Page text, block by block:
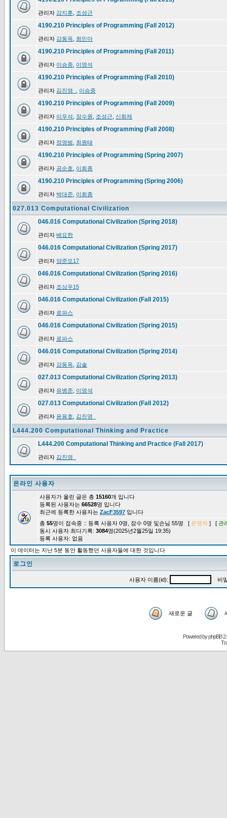
관리자 강지훈 조성근
4190.210 Principles of Programming (Fall 2012)
관리자 강동옥 최민아
4190.210 Principles of Programming (Fall 2011)
관리자 이승중 이영석
4190.210 Principles of Programming (Fall 2010)
관리자 김진영_ 이승중
4190.210 Principles of Programming (Fall 2009)
관리자 이우석 장수원 조성근 신희제
4190.210 Principles of Programming (Fall 2008)
관리자 정영범 최원태
4190.210 Principles of Programming (Spring 2007)
관리자 공순호 이희종
4190.210 Principles of Programming (Spring 2006)
관리자 박대준 이희종
027.013 Computational Civilization
046.016 Computational Civilization (Spring 2018)
관리자 배요한
046.016 Computational Civilization (Spring 2017)
관리자 양준모17
046.016 Computational Civilization (Spring 2016)
관리자 조상우15
046.016 Computational Civilization (Fall 2015)
관리자 로파스
046.016 Computational Civilization (Spring 2015)
관리자 로파스
046.016 Computational Civilization (Spring 2014)
관리자 강동옥 김솔
027.013 Computational Civilization (Spring 2013)
관리자 유병준 이영석
027.013 Computational Civilization (Fall 2012)
관리자 윤용호 김진영_
L444.200 Computational Thinking and Practice
L444.200 Computational Thinking and Practice (Fall 2017)
관리자 김진영_
온라인 사용자
사용자가 올린 글은 총 15160개 입니다
등록된 사용자는 66528명 입니다
최근에 등록한 사용자는 ZacF3597 입니다
총 55명이 접속중 :: 등록 사용자 0명, 잠수 0명 및손님 55명 [ 운영자 ] [ 관
동시 사용자 최다기록: 3084명(2025년2월25일 19:35)
등록 사용자: 없음
이 데이터는 지난 5분 동안 활동했던 사용자들에 대한 것입니다
로그인
사용자 이름(id): 비
새로운 글
Powered byphpBB